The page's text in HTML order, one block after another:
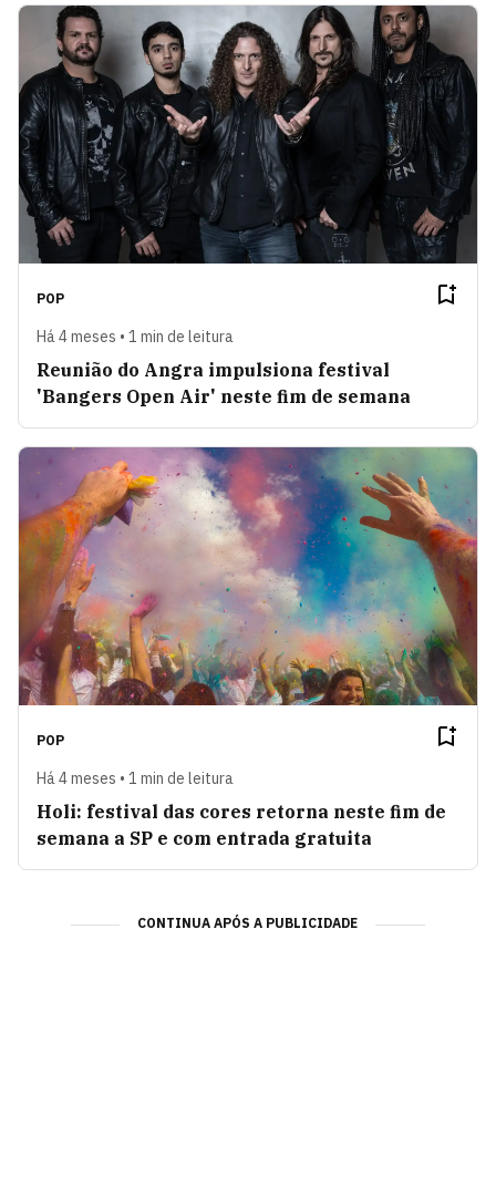
POP
Há 4 meses • 1 min de leitura
Reunião do Angra impulsiona festival
'Bangers Open Air' neste fim de semana
POP
Há 4 meses • 1 min de leitura
Holi: festival das cores retorna neste fim de
semana a SP e com entrada gratuita
CONTINUA APÓS A PUBLICIDADE